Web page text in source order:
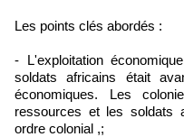
Les points clés abordés :
- L'exploitation
soldats africains était
économiques. Les
ressources et les soldats
ordre colonial ,;